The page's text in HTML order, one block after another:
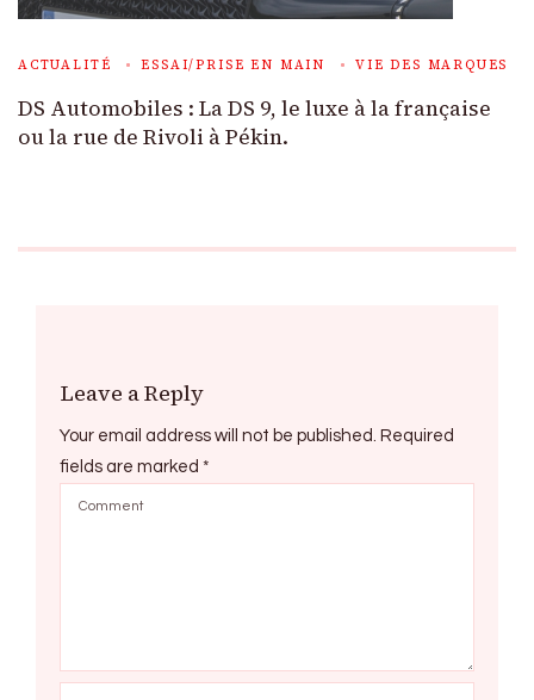
ACTUALITÉ ESSAI/PRISE EN MAIN VIE DES MARQUES
DS Automobiles : La DS 9, le luxe à la française
ou la rue de Rivoli à Pékin.
Leave a Reply
Your email address will not be published.
Required
fields are marked *